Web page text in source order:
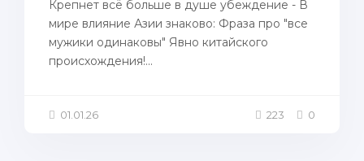
Крепнет всё больше в душе убеждение - В
мире влияние Азии знаково: Фраза про "все
мужики одинаковы" Явно китайского
происхождения!...
01.01.26 223 0